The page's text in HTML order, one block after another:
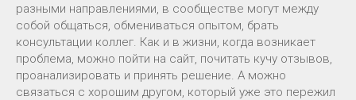
разными направлениями, в сообществе могут между
собой общаться, обмениваться опытом, брать
консультации коллег. Как и в жизни, когда возникает
проблема, можно пойти на сайт, почитать кучу отзывов,
проанализировать и принять решение. А можно
связаться с хорошим другом, который уже это пережил